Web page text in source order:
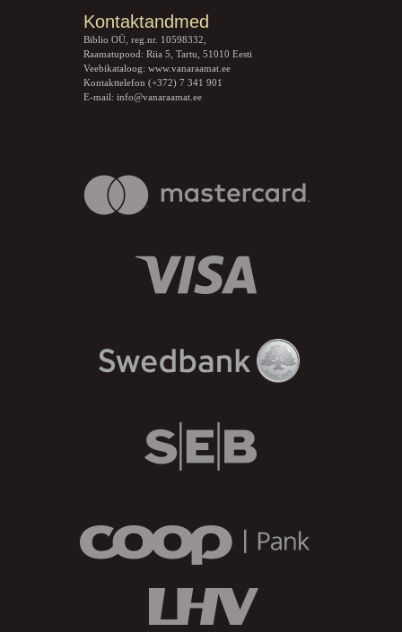
Kontaktandmed
Biblio OÜ, reg.nr. 10598332,
Raamatupood: Riia 5, Tartu, 51010 Eesti
Veebikataloog: www.vanaraamat.ee
Kontakttelefon (+372) 7 341 901
E-mail: info@vanaraamat.ee